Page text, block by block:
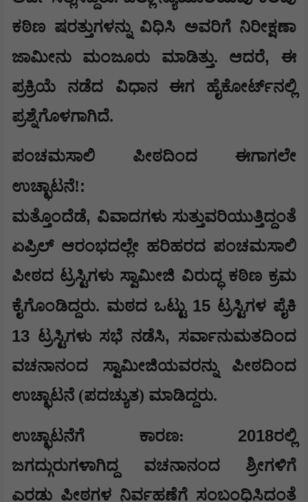
ಕಠಿಣ ಷರತ್ತುಗಳನ್ನು ವಿಧಿಸಿ ಅವರಿಗೆ ನಿರೀಕ್ಷಣಾ
ಜಾಮೀನು ಮಂಜೂರು ಮಾಡಿತ್ತು. ಆದರೆ, ಈ
ಪ್ರಕ್ರಿಯೆ ನಡೆದ ವಿಧಾನ ಈಗ ಹೈಕೋರ್ಟ್‌ನಲ್ಲಿ
ಪ್ರಶ್ನೆಗೊಳಗಾಗಿದೆ.
ಪಂಚಮಸಾಲಿ ಪೀಠದಿಂದ ಈಗಾಗಲೇ
ಉಚ್ಛಾಟನೆ!:
ಮತ್ತೊಂದೆಡೆ, ವಿವಾದಗಳು ಸುತ್ತುವರಿಯುತ್ತಿದ್ದಂತೆ
ಏಪ್ರಿಲ್ ಆರಂಭದಲ್ಲೇ ಹರಿಹರದ ಪಂಚಮಸಾಲಿ
ಪೀಠದ ಟ್ರಸ್ಟಿಗಳು ಸ್ವಾಮೀಜಿ ವಿರುದ್ಧ ಕಠಿಣ ಕ್ರಮ
ಕೈಗೊಂಡಿದ್ದರು. ಮಠದ ಒಟ್ಟು 15 ಟ್ರಸ್ಟಿಗಳ ಪೈಕಿ
13 ಟ್ರಸ್ಟಿಗಳು ಸಭೆ ನಡೆಸಿ, ಸರ್ವಾನುಮತದಿಂದ
ವಚನಾನಂದ ಸ್ವಾಮೀಜಿಯವರನ್ನು ಪೀಠದಿಂದ
ಉಚ್ಛಾಟನೆ (ಪದಚ್ಯುತ) ಮಾಡಿದ್ದರು.
ಉಚ್ಛಾಟನೆಗೆ ಕಾರಣ: 2018ರಲ್ಲಿ
ಜಗದ್ಗುರುಗಳಾಗಿದ್ದ ವಚನಾನಂದ ಶ್ರೀಗಳಿಗೆ
ಎರಡು ಪೀಠಗಳ ನಿರ್ವಹಣೆಗೆ ಸಂಬಂಧಿಸಿದಂತೆ